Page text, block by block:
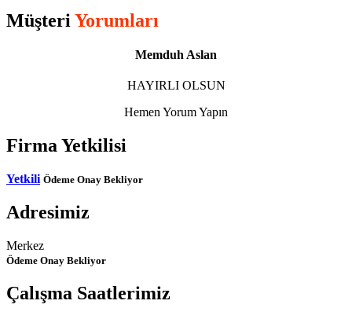
Müşteri Yorumları
Memduh Aslan
HAYIRLI OLSUN
Hemen Yorum Yapın
Firma Yetkilisi
Yetkili Ödeme Onay Bekliyor
Adresimiz
Merkez
Ödeme Onay Bekliyor
Çalışma Saatlerimiz